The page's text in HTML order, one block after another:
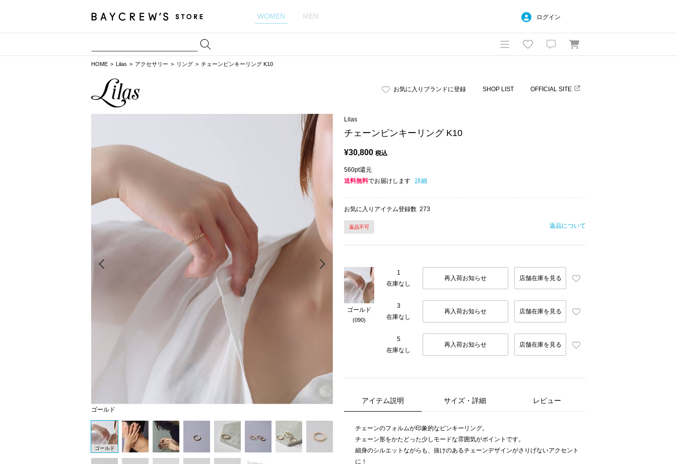
WOMEN MEN ログイン
HOME Lilas アクセサリー リング チェーンピンキーリング K10
お気に入りブランドに登録 SHOP LIST OFFICIAL SITE
ゴールド
ゴールド
Lilas
チェーンピンキーリング K10
¥30,800 税込
560pt還元
送料無料でお届けします 詳細
お気に入りアイテム登録数 273
返品不可 返品について
ゴールド
(090)
1
在庫なし
再入荷お知らせ 店舗在庫を見る
3
在庫なし
再入荷お知らせ 店舗在庫を見る
5
在庫なし
再入荷お知らせ 店舗在庫を見る
アイテム説明 サイズ・詳細 レビュー
チェーンのフォルムが印象的なピンキーリング。
チェーン形をかたどった少しモードな雰囲気がポイントです。
細身のシルエットながらも、抜けのあるチェーンデザインがさりげないアクセント
に！